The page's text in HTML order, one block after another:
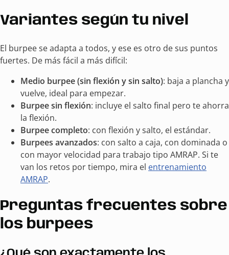
Variantes según tu nivel
El burpee se adapta a todos, y ese es otro de sus puntos
fuertes. De más fácil a más difícil:
Medio burpee (sin flexión y sin salto): baja a plancha y
vuelve, ideal para empezar.
Burpee sin flexión: incluye el salto final pero te ahorra
la flexión.
Burpee completo: con flexión y salto, el estándar.
Burpees avanzados: con salto a caja, con dominada o
con mayor velocidad para trabajo tipo AMRAP. Si te
van los retos por tiempo, mira el entrenamiento
AMRAP.
Preguntas frecuentes sobre
los burpees